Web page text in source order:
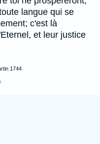
langue qui se
c'est là
et leur justice
1744